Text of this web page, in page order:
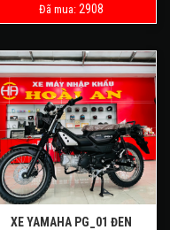
Đã mua: 2908
XE YAMAHA PG_01 ĐEN